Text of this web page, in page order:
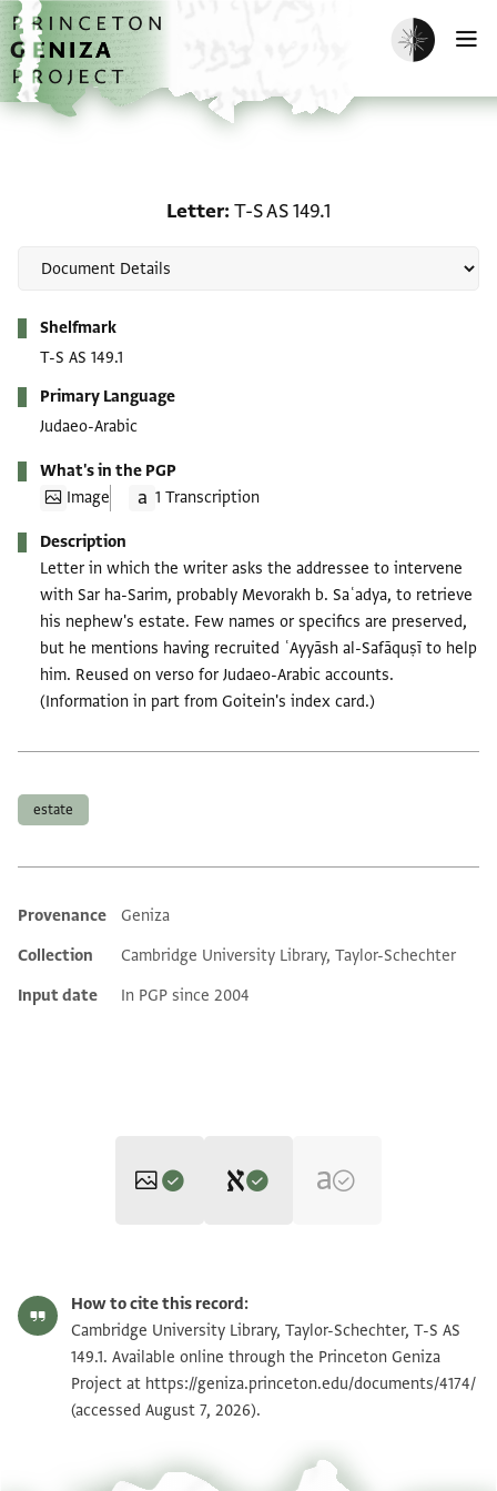
Skip to main content
home
Enable dark
Letter T-S AS 149.1
Shelfmark
T-S AS 149.1
Primary Language
Judaeo-Arabic
What's in the PGP
Image
1 Transcription
Description
Letter in which the writer asks the addressee to intervene
with Sar ha-Sarim, probably Mevorakh b. Saʿadya, to retrieve
his nephew's estate. Few names or specifics are preserved,
but he mentions having recruited ʿAyyāsh al-Safāquṣī to help
him. Reused on verso for Judaeo-Arabic accounts.
(Information in part from Goitein's index card.)
estate
Additional metadata
Provenance
Geniza
Collection
Cambridge University Library, Taylor-Schechter
Input date
In PGP since 2004
S. D. Goitein's unpublished edition (1950–85).
. . . . . . . . . . . ] . ס[ . . . . . . . . . . . . . . . . . . . ]ס . . . [ . .
. .
. . . . . . ]צל אלינא פיבלגני מא יבלגני נובה [ . . . ]י
. . . ] . ואגראך עלי גמיל עואידה לם יכף ענך יא סידי
T-S AS 149.1 1v
Image Permissions Statement
How to cite this record:
Cambridge University Library, Taylor-Schechter, T-S AS
149.1. Available online through the Princeton Geniza
Project at https://geniza.princeton.edu/documents/4174/
(accessed August 7, 2026).